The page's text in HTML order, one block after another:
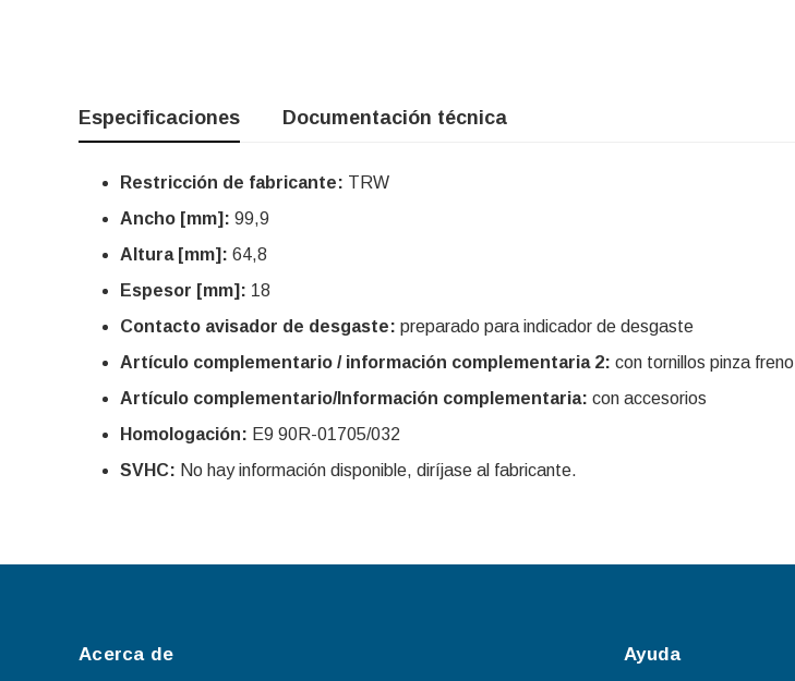
Especificaciones Documentación técnica
Restricción de fabricante: TRW
Ancho [mm]: 99,9
Altura [mm]: 64,8
Espesor [mm]: 18
Contacto avisador de desgaste: preparado para indicador de desgaste
Artículo complementario / información complementaria 2: con tornillos pinza freno
Artículo complementario/Información complementaria: con accesorios
Homologación: E9 90R-01705/032
SVHC: No hay información disponible, diríjase al fabricante.
Acerca de Ayuda